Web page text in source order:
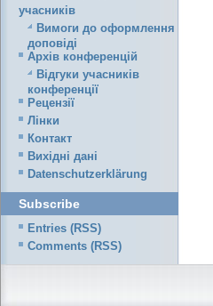
учасників
Вимоги до оформлення
доповіді
Архів конференцій
Відгуки учасників
конференції
Рецензії
Лінки
Контакт
Вихідні дані
Datenschutzerklärung
Subscribe
Entries (RSS)
Comments (RSS)